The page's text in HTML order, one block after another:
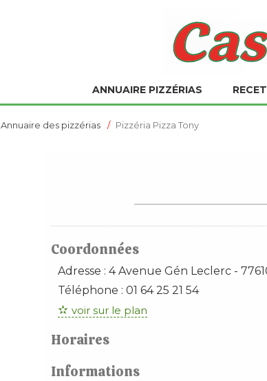
ANNUAIRE PIZZÉRIAS
Annuaire des pizzérias Pizzéria Pizza Tony
Coordonnées
Adresse : 4 Avenue Gén Leclerc-
Téléphone : 01 64 25 21 54
voir sur le plan
Horaires
Informations